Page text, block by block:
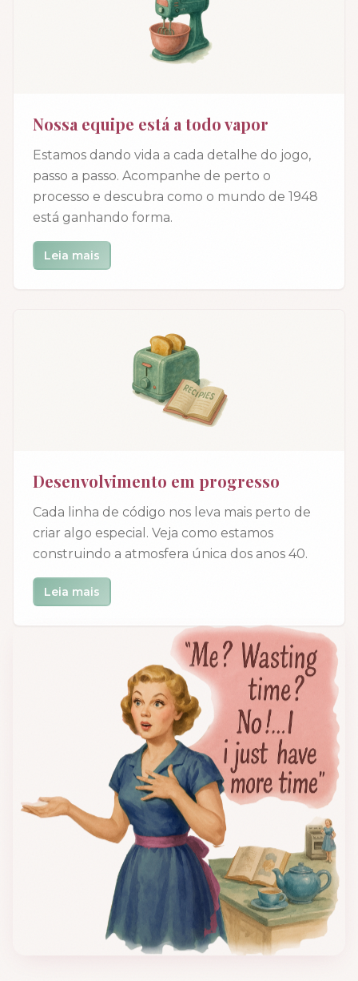
Nossa equipe está a todo vapor
Estamos dando vida a cada detalhe do jogo,
passo a passo. Acompanhe de perto o
processo e descubra como o mundo de 1948
está ganhando forma.
Leia mais
Desenvolvimento em progresso
Cada linha de código nos leva mais perto de
criar algo especial. Veja como estamos
construindo a atmosfera única dos anos 40.
Leia mais